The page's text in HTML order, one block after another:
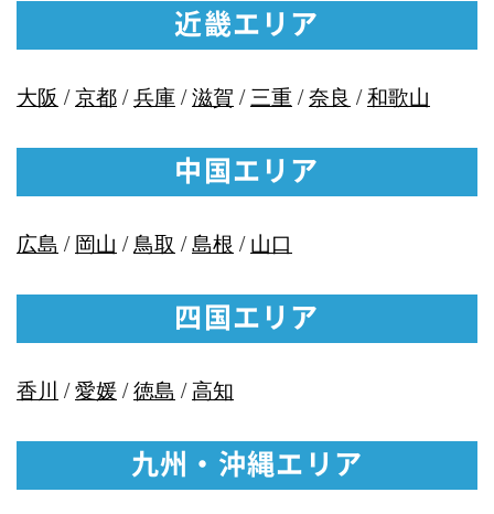
近畿エリア
大阪 /京都/兵庫/滋賀 /三重 /奈良 /和歌山
中国エリア
広島 /岡山 /鳥取 /島根 /山口
四国エリア
香川 /愛媛/徳島 /高知
九州・沖縄エリア